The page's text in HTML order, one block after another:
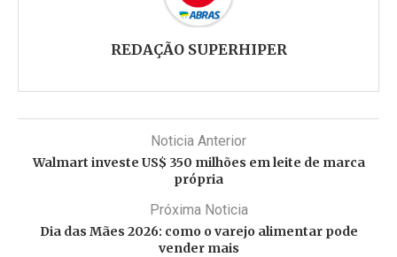
REDAÇÃO SUPERHIPER
Noticia Anterior
Walmart investe US$ 350 milhões em leite de marca
própria
Próxima Noticia
Dia das Mães 2026: como o varejo alimentar pode
vender mais